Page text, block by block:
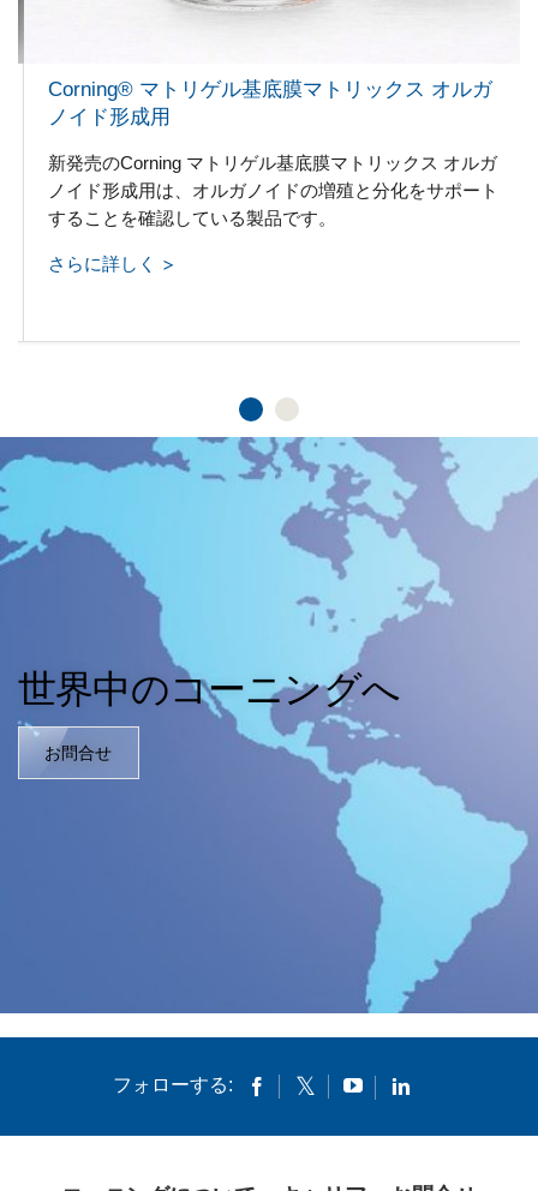
Corning® マトリゲル基底膜マトリックス オルガ
ノイド形成用
新発売のCorning マトリゲル基底膜マトリックス オルガ
ノイド形成用は、オルガノイドの増殖と分化をサポート
することを確認している製品です。
さらに詳しく
世界中のコーニングへ
お問合せ
フォローする: